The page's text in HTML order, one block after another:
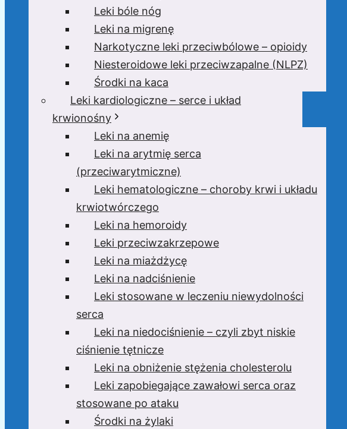
Leki bóle nóg
Leki na migrenę
Narkotyczne leki przeciwbólowe – opioidy
Niesteroidowe leki przeciwzapalne (NLPZ)
Środki na kaca
Leki kardiologiczne – serce i układ
krwionośny
Leki na anemię
Leki na arytmię serca
(przeciwarytmiczne)
Leki hematologiczne – choroby krwi i układu
krwiotwórczego
Leki na hemoroidy
Leki przeciwzakrzepowe
Leki na miażdżycę
Leki na nadciśnienie
Leki stosowane w leczeniu niewydolności
serca
Leki na niedociśnienie – czyli zbyt niskie
ciśnienie tętnicze
Leki na obniżenie stężenia cholesterolu
Leki zapobiegające zawałowi serca oraz
stosowane po ataku
Środki na żylaki